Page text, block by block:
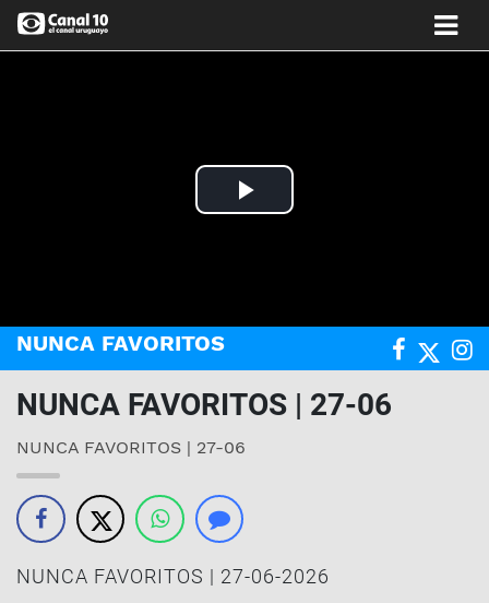
Play
NUNCA FAVORITOS
NUNCA FAVORITOS | 27-06
NUNCA FAVORITOS | 27-06
NUNCA FAVORITOS | 27-06-2026